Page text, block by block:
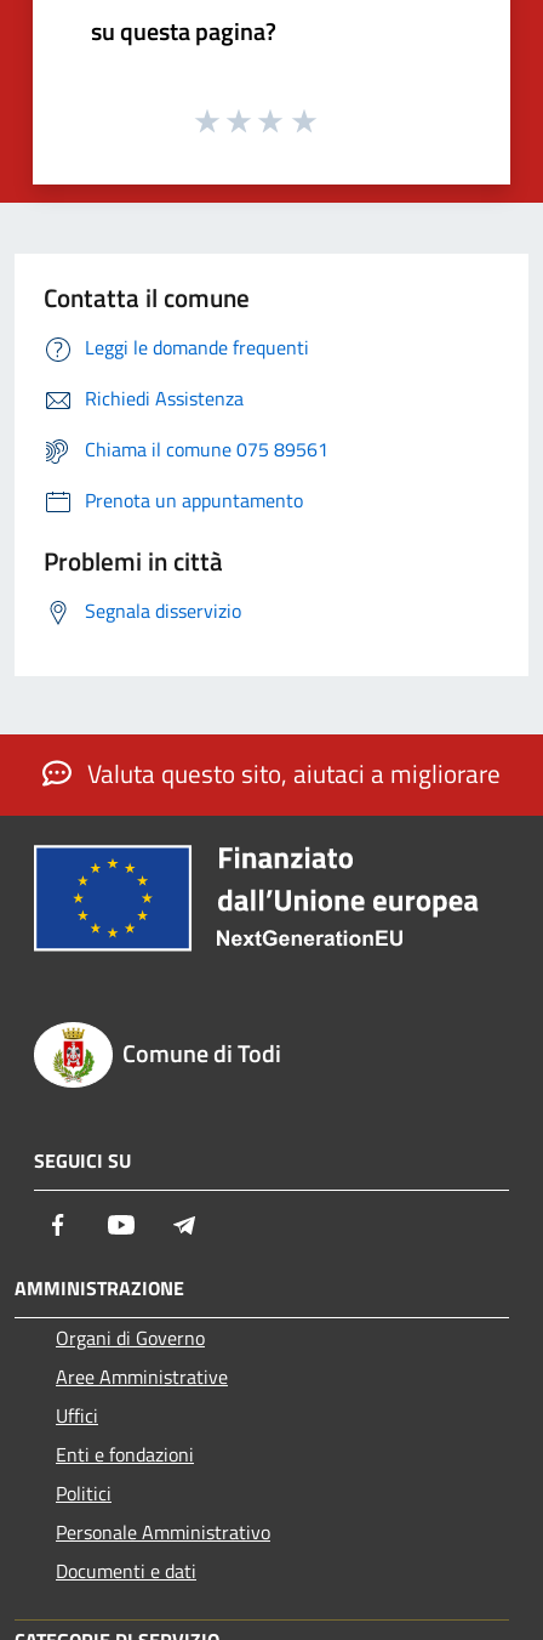
su questa pagina?
Contatta il comune
Leggi le domande frequenti
Richiedi Assistenza
Chiama il comune 075 89561
Prenota un appuntamento
Problemi in città
Segnala disservizio
Valuta questo sito, aiutaci a migliorare
Comune di Todi
SEGUICI SU
Facebook Youtube
AMMINISTRAZIONE
Organi di Governo
Aree Amministrative
Uffici
Enti e fondazioni
Politici
Personale Amministrativo
Documenti e dati